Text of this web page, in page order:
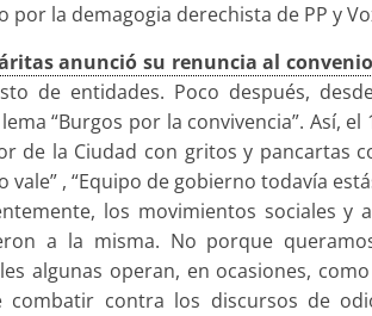
por la demagogia derechista de PP y
anunció su renuncia al convenio
de entidades. Poco después,
“Burgos por la convivencia”. Así,
de la Ciudad con gritos y pancartas
vale” , “Equipo de gobierno todavía
los movimientos sociales
a la misma. No porque
algunas operan, en ocasiones,
contra los discursos de